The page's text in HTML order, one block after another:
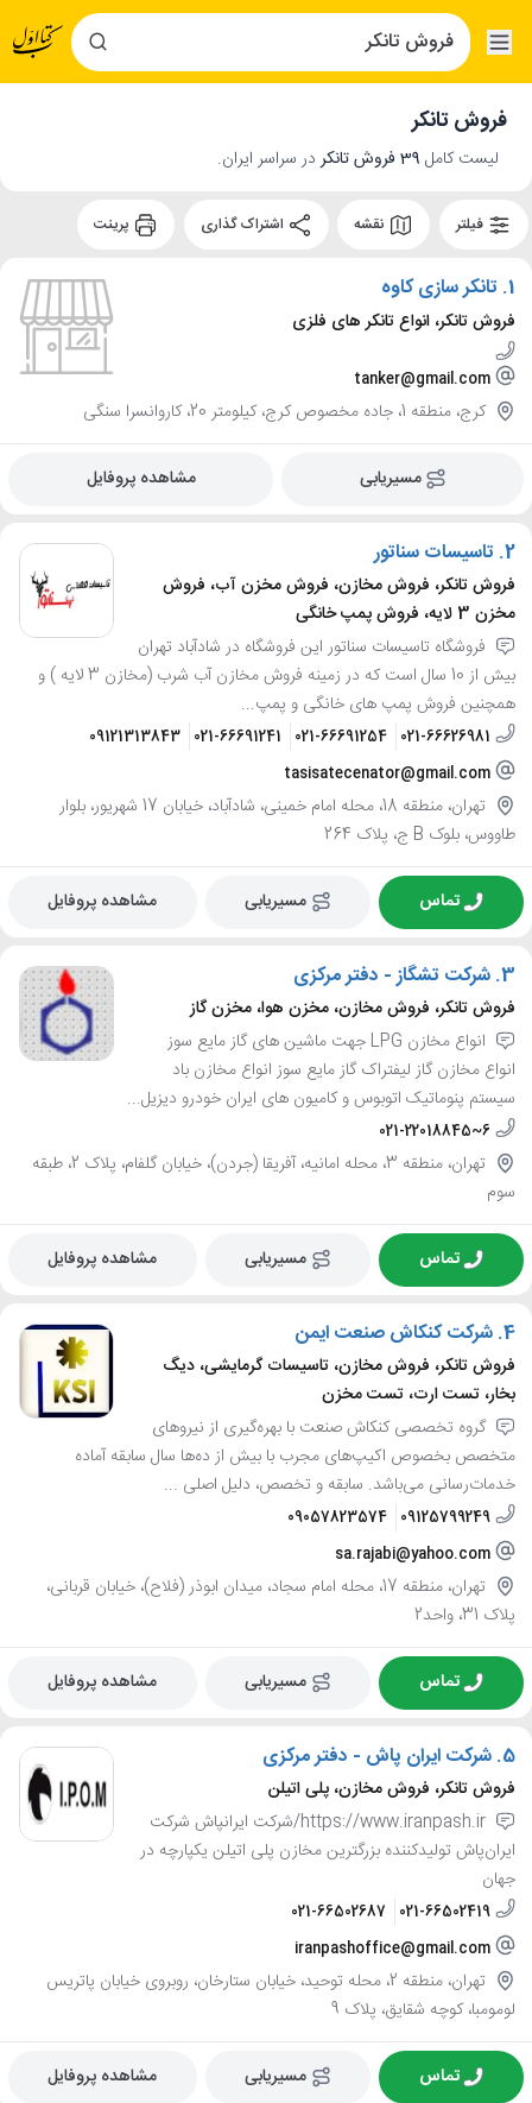
فروش تانکر
لیست کامل 39 فروش تانکر در سراسر ایران.
فیلتر نقشه
1. تانکر سازی کاوه
فروش تانکر، انواع تانکر های فلزی
tanker@gmail.com
کرج، منطقه 1، جاده مخصوص کرج، کیلومتر 20، کاروانسرا سنگی
مسیریابی مشاهده پروفایل
2. تاسیسات سناتور
فروش تانکر، فروش مخازن، فروش مخزن آب، فروش
مخزن 3 لایه، فروش پمپ خانگی
فروشگاه تاسیسات سناتور این فروشگاه در شادآباد تهران
بیش از 10 سال است که در زمینه فروش مخازن آب شرب (مخازن 3 لایه ) و
همچنین فروش پمپ های خانگی و پمپ...
021-66626981
021-66691254
021-66691241
09121313843
tasisatecenator@gmail.com
تهران، منطقه 18، محله امام خمینی، شادآباد، خیابان 17 شهریور، بلوار
طاووس، بلوک B ج، پلاک 264
تماس مسیریابی مشاهده پروفایل
3. شرکت تشگاز - دفتر مرکزی
فروش تانکر، فروش مخازن، مخزن هوا، مخزن گاز
انواع مخازن LPG جهت ماشین های گاز مایع سوز
انواع مخازن گاز لیفتراک گاز مایع سوز انواع مخازن باد
سیستم پنوماتیک اتوبوس و کامیون های ایران خودرو دیزیل...
021-22018845~6
تهران، منطقه 3، محله امانیه، آفریقا (جردن)، خیابان گلفام، پلاک 2، طبقه
سوم
تماس مسیریابی مشاهده پروفایل
4. شرکت کنکاش صنعت ایمن
فروش تانکر، فروش مخازن، تاسیسات گرمایشی، دیگ
بخار، تست ارت، تست مخزن
گروه تخصصی کنکاش صنعت با بهره‌گیری از نیروهای
متخصص بخصوص اکیپ‌های مجرب با بیش از ده‌ها سال سابقه آماده
خدمات‌رسانی می‌باشد. سابقه‌ و تخصص، دلیل اصلی ...
09125799249
09057823574
sa.rajabi@yahoo.com
تهران، منطقه 17، محله امام سجاد، میدان ابوذر (فلاح)، خیابان قربانی،
پلاک 31، واحد2
تماس مسیریابی مشاهده پروفایل
5. شرکت ایران پاش - دفتر مرکزی
فروش تانکر، فروش مخازن، پلی اتیلن
https://www.iranpash.ir/شرکت ایرانپاش شرکت
ایران‌پاش تولیدکننده بزرگترین مخازن پلی اتیلن یکپارچه در
جهان
021-66502419
021-66502687
iranpashoffice@gmail.com
تهران، منطقه 2، محله توحید، خیابان ستارخان، روبروی خیابان پاتریس
لومومبا، کوچه شقایق، پلاک 9
تماس مسیریابی مشاهده پروفایل